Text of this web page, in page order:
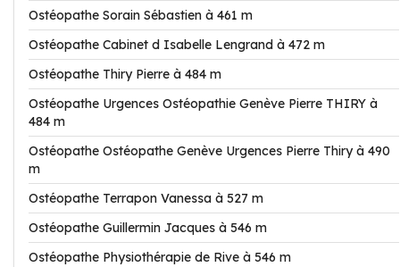
Ostéopathe Sorain Sébastien à 461 m
Ostéopathe Cabinet d Isabelle Lengrand à 472 m
Ostéopathe Thiry Pierre à 484 m
Ostéopathe Urgences Ostéopathie Genève Pierre THIRY à
484 m
Ostéopathe Ostéopathe Genève Urgences Pierre Thiry à 490
m
Ostéopathe Terrapon Vanessa à 527 m
Ostéopathe Guillermin Jacques à 546 m
Ostéopathe Physiothérapie de Rive à 546 m